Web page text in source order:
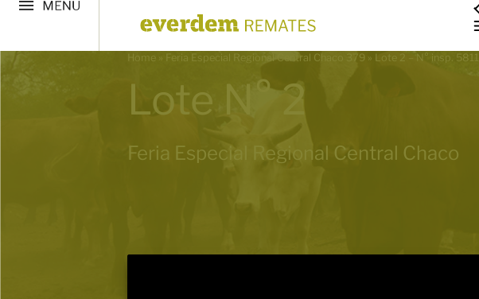
Home » Feria Especial Regional Central Chaco 379 » Lote 2 – N° insp. 5811
Lote N° 2
Feria Especial Regional Central Chaco